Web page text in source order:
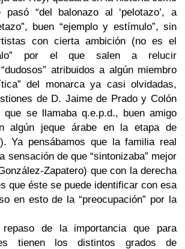
“del balonazo al ‘pelotazo’, a
buen “ejemplo y estímulo”, sin
con cierta ambición (no es el
por el que salen a relucir
atribuidos a algún miembro
del monarca ya casi olvidadas,
de D. Jaime de Prado y Colón
se llamaba q.e.p.d., buen amigo
algún jeque árabe en la etapa de
Ya pensábamos que la familia real
sensación de que “sintonizaba” mejor
Zapatero) que con la derecha
que éste se puede identificar con esa
en esto de la “preocupación” por la
de la importancia que para
tienen los distintos grados de